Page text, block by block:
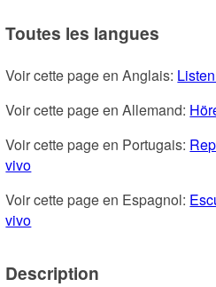
Toutes les langues
Voir cette page en Anglais:
Voir cette page en Allemand:
Voir cette page en Portugais:
vivo
Voir cette page en Espagnol:
vivo
Description